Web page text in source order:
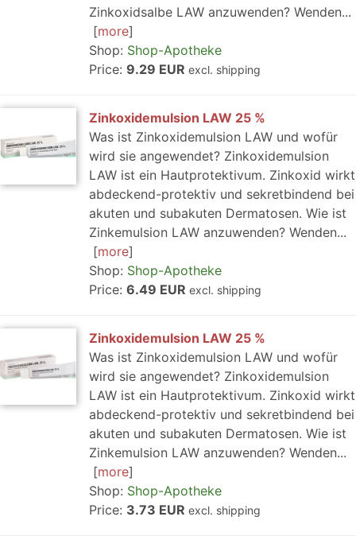
Zinkoxidsalbe LAW anzuwenden? Wenden...
more
Shop: Shop-Apotheke
Price: 9.29 EUR excl. shipping
Zinkoxidemulsion LAW 25 %
Was ist Zinkoxidemulsion LAW und wofür
wird sie angewendet? Zinkoxidemulsion
LAW ist ein Hautprotektivum. Zinkoxid wirkt
abdeckend-protektiv und sekretbindend bei
akuten und subakuten Dermatosen. Wie ist
Zinkemulsion LAW anzuwenden? Wenden...
more
Shop: Shop-Apotheke
Price: 6.49 EUR excl. shipping
Zinkoxidemulsion LAW 25 %
Was ist Zinkoxidemulsion LAW und wofür
wird sie angewendet? Zinkoxidemulsion
LAW ist ein Hautprotektivum. Zinkoxid wirkt
abdeckend-protektiv und sekretbindend bei
akuten und subakuten Dermatosen. Wie ist
Zinkemulsion LAW anzuwenden? Wenden...
more
Shop: Shop-Apotheke
Price: 3.73 EUR excl. shipping